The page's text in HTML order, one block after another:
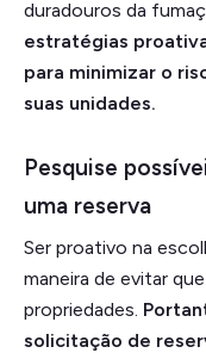
duradouros da
estratégias
para minimizar o
suas unidades.
Pesquise
uma reserva
Ser proativo na
maneira de evitar
propriedades.
solicitação de